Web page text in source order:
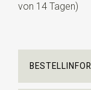
von 14 Tagen)